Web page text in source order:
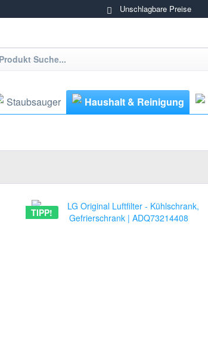
Unschlagbare Preise
Staubsauger Haushalt & Reinigung
TIPP!